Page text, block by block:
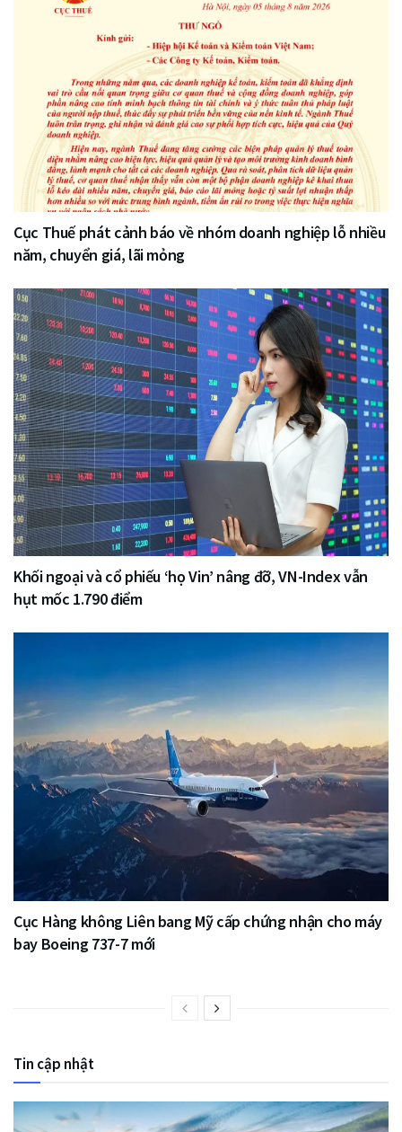
Cục Thuế phát cảnh báo về nhóm doanh nghiệp lỗ nhiều
năm, chuyển giá, lãi mỏng
Khối ngoại và cổ phiếu ‘họ Vin’ nâng đỡ, VN-Index vẫn
hụt mốc 1.790 điểm
Cục Hàng không Liên bang Mỹ cấp chứng nhận cho máy
bay Boeing 737-7 mới
Tin cập nhật